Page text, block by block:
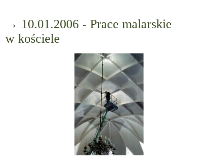
→ 10.01.2006 - Prace malarskie
w kościele